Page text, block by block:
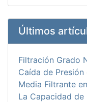
Últimos
Filtración Grado
Caída de
Media Filtrante
La Capacidad